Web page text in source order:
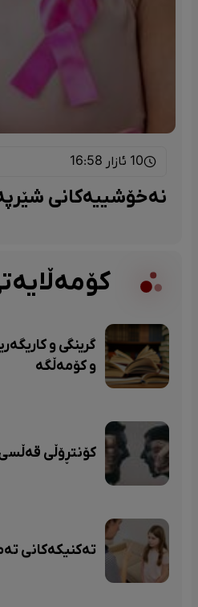
10 ئازار 16:58
نەخۆشییەکانی
گرینگی و
و کۆمەڵگە
کۆنتڕۆڵی
تەکنیکەکانی